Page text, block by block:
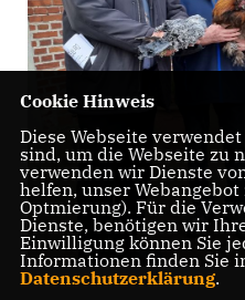
Cookie Hinweis
Diese Webseite
sind, um die Webseite zu
verwenden wir Dienste
helfen, unser
Optmierung). Für die
Dienste, benötigen wir
Einwilligung können Sie
Informationen finden Sie
Datenschutzerklärung.